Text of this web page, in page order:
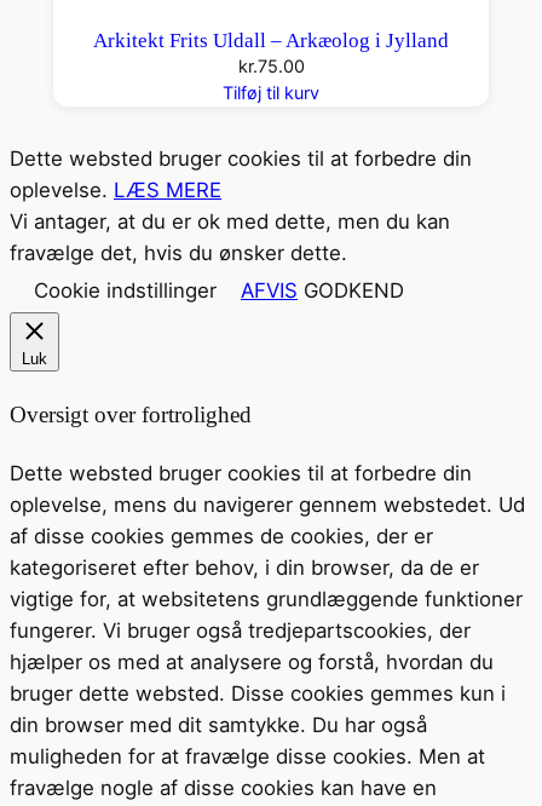
Arkitekt Frits Uldall – Arkæolog i Jylland
kr.75.00
Tilføj til kurv
Dette websted bruger cookies til at forbedre din
oplevelse. LÆS MERE
Vi antager, at du er ok med dette, men du kan
fravælge det, hvis du ønsker dette.
Cookie indstillinger
AFVIS GODKEND
Luk
Oversigt over fortrolighed
Dette websted bruger cookies til at forbedre din
oplevelse, mens du navigerer gennem webstedet. Ud
af disse cookies gemmes de cookies, der er
kategoriseret efter behov, i din browser, da de er
vigtige for, at websitetens grundlæggende funktioner
fungerer. Vi bruger også tredjepartscookies, der
hjælper os med at analysere og forstå, hvordan du
bruger dette websted. Disse cookies gemmes kun i
din browser med dit samtykke. Du har også
muligheden for at fravælge disse cookies. Men at
fravælge nogle af disse cookies kan have en